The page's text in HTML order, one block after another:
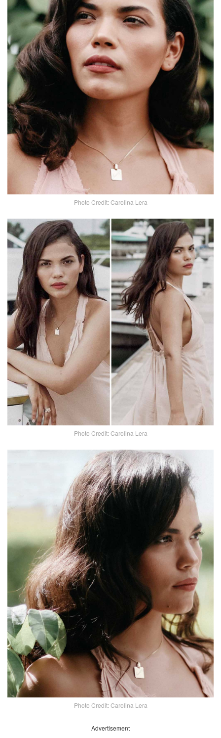
Photo Credit: Carolina Lera
Photo Credit: Carolina Lera
Photo Credit: Carolina Lera
Advertisement